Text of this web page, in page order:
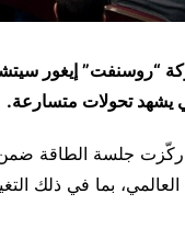
“روسنفت” إيغور
يشهد تحولات متسارعة.
بما في ذلك